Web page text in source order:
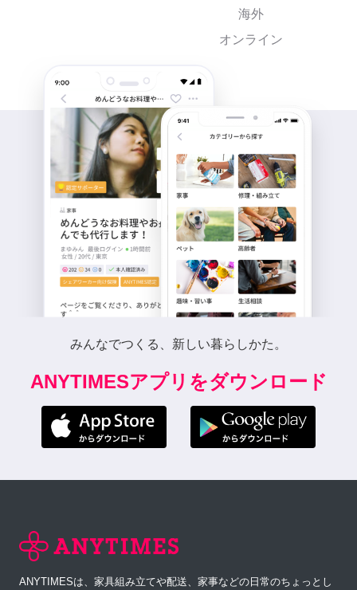
海外
オンライン
みんなでつくる、新しい暮らしかた。
ANYTIMESアプリをダウンロード
ANYTIMESは、家具組み立てや配送、家事などの日常のちょっとし